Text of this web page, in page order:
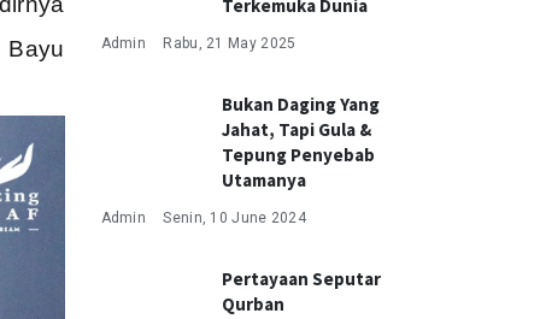
Terkemuka Dunia
Admin Rabu, 21 May 2025
Bukan Daging Yang
Jahat, Tapi Gula &
Tepung Penyebab
Utamanya
Admin Senin, 10 June 2024
Pertayaan Seputar
Qurban